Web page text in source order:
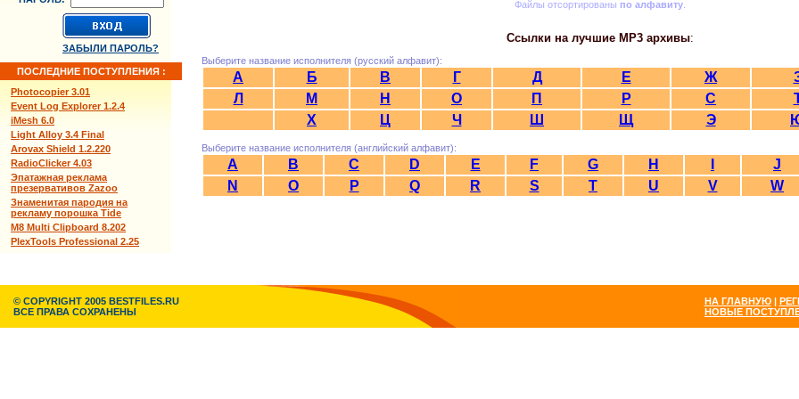
ЗАБЫЛИ ПАРОЛЬ?
ПОСЛЕДНИЕ ПОСТУПЛЕНИЯ :
Photocopier 3.01
Event Log Explorer 1.2.4
iMesh 6.0
Light Alloy 3.4 Final
Arovax Shield 1.2.220
RadioClicker 4.03
Эпатажная реклама
презервативов Zazoo
Знаменитая пародия на
рекламу порошка Tide
M8 Multi Clipboard 8.202
PlexTools Professional 2.25
Файлы отсортированы по алфавиту
Ссылки на лучшие MP3 архивы:
Выберите название исполнителя (русский алфавит):
А Б В Г Д Е Ж
Л
М Н О П Р С
Х
Ц Ч Ш Щ Э
Выберите название исполнителя (английский алфавит):
A B C D E F G H
J
N
O P Q R S T U V W
© COPYRIGHT 2005 BESTFILES.RU
ВСЕ ПРАВА СОХРАНЕНЫ
НА ГЛАВНУЮ |
НОВЫЕ